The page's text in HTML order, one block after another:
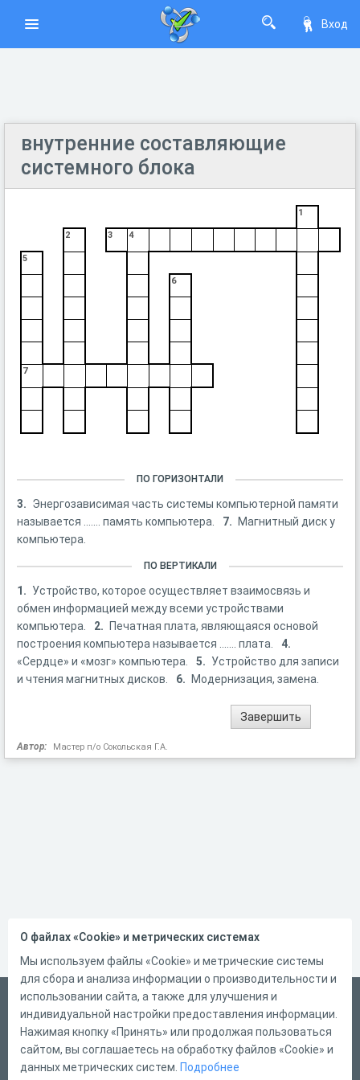
Вход
внутренние составляющие
системного блока
1
2 3 4
5
6
7
ПО ГОРИЗОНТАЛИ
3. Энергозависимая часть системы компьютерной памяти
называется ....... память компьютера.
7.
Магнитный диск у
компьютера.
ПО ВЕРТИКАЛИ
1. Устройство, которое осуществляет взаимосвязь и
обмен информацией между всеми устройствами
компьютера.
2.
Печатная плата, являющаяся основой
построения компьютера называется ....... плата.
4.
«Сердце» и «мозг» компьютера.
5. Устройство для записи
и чтения магнитных дисков.
6. Модернизация, замена.
Автор: Мастер п/о Сокольская Г.А.
Русский
Справка
Форма обратной связи
О файлах «Cookie» и метрических системах
Мы используем файлы «Cookie» и метрические системы
для сбора и анализа информации о производительности и
использовании сайта, а также для улучшения и
индивидуальной настройки предоставления информации.
Нажимая кнопку «Принять» или продолжая пользоваться
сайтом, вы соглашаетесь на обработку файлов «Cookie» и
данных метрических систем. Подробнее